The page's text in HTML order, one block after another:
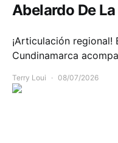
Abelardo De
¡Articulación regional!
Cundinamarca
Terry Loui 08/07/2026